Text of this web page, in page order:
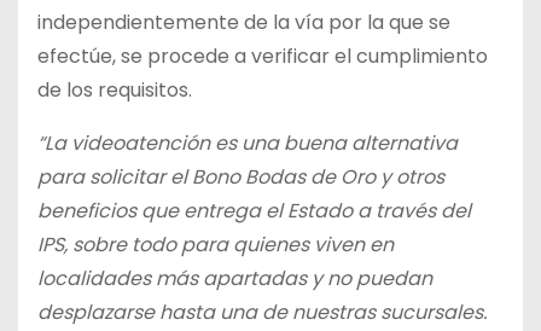
independientemente de la vía por la que se
efectúe, se procede a verificar el cumplimiento
de los requisitos.
“La videoatención es una buena alternativa
para solicitar el Bono Bodas de Oro y otros
beneficios que entrega el Estado a través del
IPS, sobre todo para quienes viven en
localidades más apartadas y no puedan
desplazarse hasta una de nuestras sucursales.